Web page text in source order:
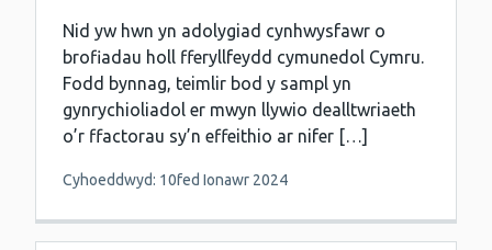
Nid yw hwn yn adolygiad cynhwysfawr o
brofiadau holl fferyllfeydd cymunedol Cymru.
Fodd bynnag, teimlir bod y sampl yn
gynrychioliadol er mwyn llywio dealltwriaeth
o’r ffactorau sy’n effeithio ar nifer […]
Cyhoeddwyd: 10fed Ionawr 2024